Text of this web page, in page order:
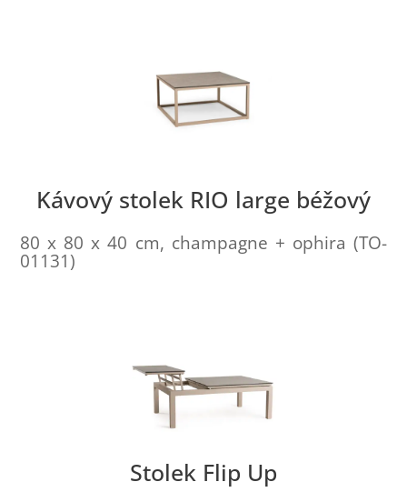
Kávový stolek RIO large béžový
80 x 80 x 40 cm, champagne + ophira (TO-
01131)
Stolek Flip Up